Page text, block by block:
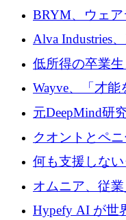
の可視化のため
BRYM、ウェ
クプラットフ
Alva Industries
大に 1,600 万
低所得の卒業
るために
Wayve、「才
8,500万ドルの
元DeepMind研
ントを拡張す
記録を獲得
クオントとペ
テックの友人と
何も支援しな
ルの資金を調
オムニア、従
するために
Hypefy AI が世